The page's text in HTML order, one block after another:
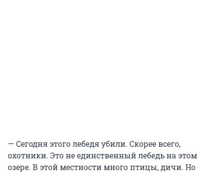
— Сегодня этого лебедя убили. Скорее всего,
охотники. Это не единственный лебедь на этом
озере. В этой местности много птицы, дичи. Но